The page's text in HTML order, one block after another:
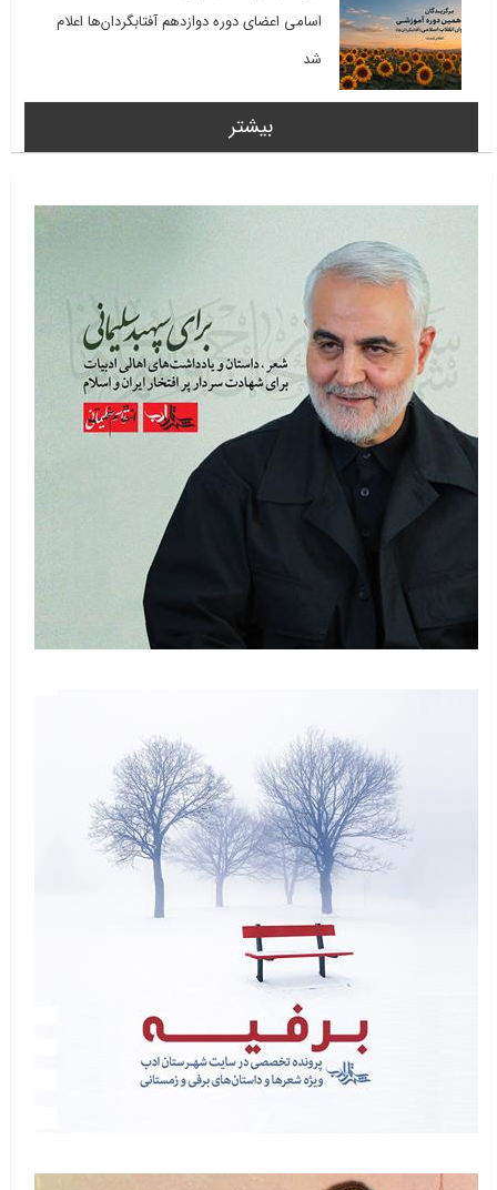
اسامی اعضای دوره دوازدهم آفتابگردان‌ها اعلام
شد
بیشتر